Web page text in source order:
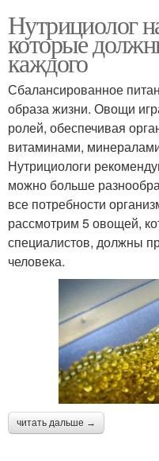
Нутрициолог
которые
каждого
Сбалансированное
образа жизни. Овощи
ролей, обеспечивая
витаминами,
Нутрициологи
можно больше
все потребности
рассмотрим 5 овощей,
специалистов, должны
человека.
читать дальше →